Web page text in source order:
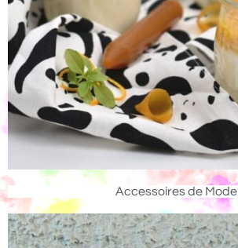
Accessoires de Mode